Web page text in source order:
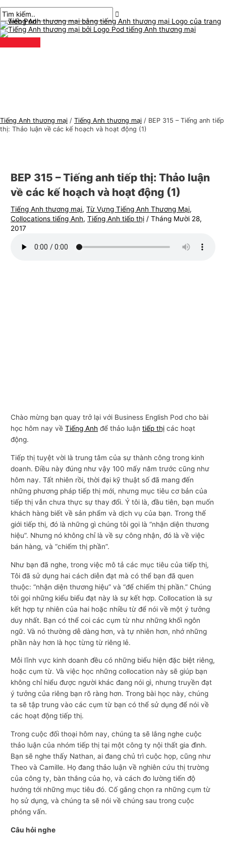
đến
nội
dung
đơn
chính
Tiếng Anh thương mại / Tiếng Anh thương mại / BEP 315 – Tiếng anh tiếp
thị: Thảo luận về các kế hoạch và hoạt động (1)
BEP 315 – Tiếng anh tiếp thị: Thảo luận
về các kế hoạch và hoạt động (1)
Tiếng Anh thương mại,Từ Vựng Tiếng Anh Thương Mại,
Collocations tiếng Anh,Tiếng Anh tiếp thị /Tháng Mười 28,
2017
Chào mừng bạn quay trở lại với Business English Pod cho bài
học hôm nay vềTiếng Anh để thảo luậntiếp thị các hoạt
động.
Tiếp thị tuyệt vời là trung tâm của sự thành công trong kinh
doanh. Điều này đúng như vậy 100 mấy năm trước cũng như
hôm nay. Tất nhiên rồi, thời đại kỹ thuật số đã mang đến
những phương pháp tiếp thị mới, nhưng mục tiêu cơ bản của
tiếp thị vẫn chưa thực sự thay đổi. Ý tôi là, đầu tiên, bạn muốn
khách hàng biết về sản phẩm và dịch vụ của bạn. Trong thế
giới tiếp thị, đó là những gì chúng tôi gọi là “nhận diện thương
hiệu”. Nhưng nó không chỉ là về sự công nhận, đó là về việc
bán hàng, và “chiếm thị phần”.
Như bạn đã nghe, trong việc mô tả các mục tiêu của tiếp thị,
Tôi đã sử dụng hai cách diễn đạt mà có thể bạn đã quen
thuộc: “nhận diện thương hiệu” và “để chiếm thị phần.” Chúng
tôi gọi những kiểu biểu đạt này là sự kết hợp. Collocation là sự
kết hợp tự nhiên của hai hoặc nhiều từ để nói về một ý tưởng
duy nhất. Bạn có thể coi các cụm từ như những khối ngôn
ngữ. Và nó thường dễ dàng hơn, và tự nhiên hơn, nhớ những
phần này hơn là học từng từ riêng lẻ.
Mỗi lĩnh vực kinh doanh đều có những biểu hiện đặc biệt riêng,
hoặc cụm từ. Và việc học những collocation này sẽ giúp bạn
không chỉ hiểu được người khác đang nói gì, nhưng truyền đạt
ý tưởng của riêng bạn rõ ràng hơn. Trong bài học này, chúng
ta sẽ tập trung vào các cụm từ bạn có thể sử dụng để nói về
các hoạt động tiếp thị.
Trong cuộc đối thoại hôm nay, chúng ta sẽ lắng nghe cuộc
thảo luận của nhóm tiếp thị tại một công ty nội thất gia đình.
Bạn sẽ nghe thấy Nathan, ai đang chủ trì cuộc họp, cũng như
Theo và Camille. Họ đang thảo luận về nghiên cứu thị trường
của công ty, bàn thắng của họ, và cách đo lường tiến độ
hướng tới những mục tiêu đó. Cố gắng chọn ra những cụm từ
họ sử dụng, và chúng ta sẽ nói về chúng sau trong cuộc
phỏng vấn.
Câu hỏi nghe
chuyển
hướng
ở
đây..
mail*
C
h
ủ
đ
g
t
h
ư
ơ
T
ì
m
k